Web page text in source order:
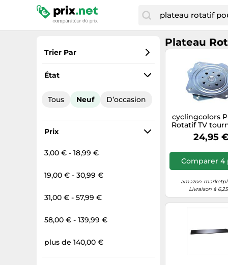
Trier Par
Préférés
Prix total
État
Tous Neuf D’occasion
Prix
3,00 € - 18,99 €
19,00 € - 30,99 €
31,00 € - 57,99 €
58,00 € - 139,99 €
plus de 140,00 €
Plateau
cyclingcolors
Rotatif TV
Bille carré à
roulement à
Plaque
Meuble
Support
24,95 €
Comparer 4
amazon-
Livraison à